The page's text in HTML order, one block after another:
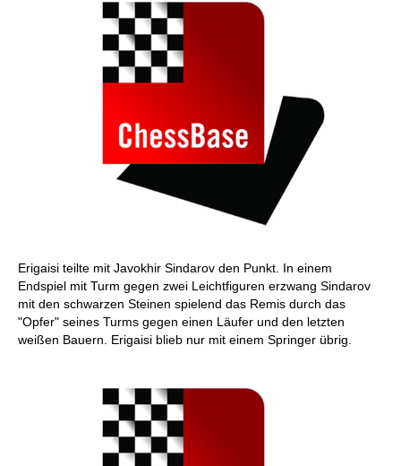
Erigaisi teilte mit Javokhir Sindarov den Punkt. In einem
Endspiel mit Turm gegen zwei Leichtfiguren erzwang Sindarov
mit den schwarzen Steinen spielend das Remis durch das
"Opfer" seines Turms gegen einen Läufer und den letzten
weißen Bauern. Erigaisi blieb nur mit einem Springer übrig.